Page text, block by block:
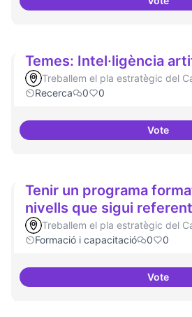
Temes: Intel·ligència
Treballem el pla estratègic del
Recerca
0 0
Vote
Tenir un programa
nivells que sigui referent
Treballem el pla estratègic del
Formació i capacitació
0 0
VoteTenir